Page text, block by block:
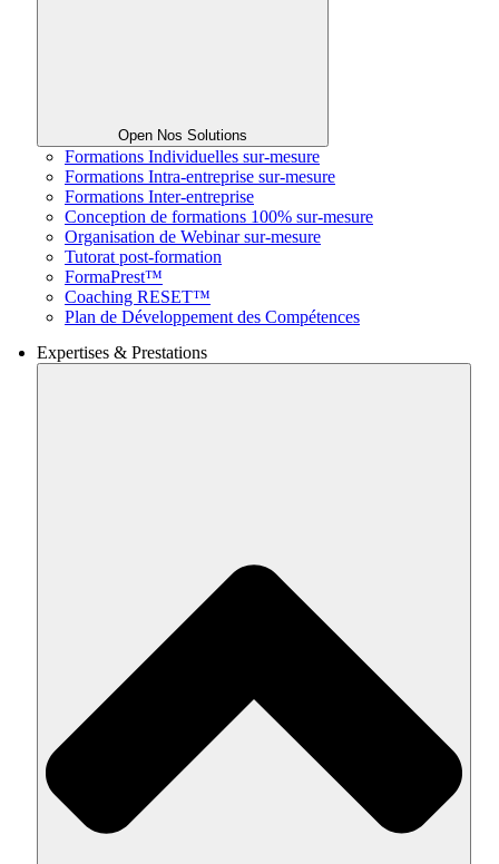
Open Nos Solutions
Formations Individuelles sur-mesure
Formations Intra-entreprise sur-mesure
Formations Inter-entreprise
Conception de formations 100% sur-mesure
Organisation de Webinar sur-mesure
Tutorat post-formation
FormaPrest™
Coaching RESET™
Plan de Développement des Compétences
Expertises & Prestations